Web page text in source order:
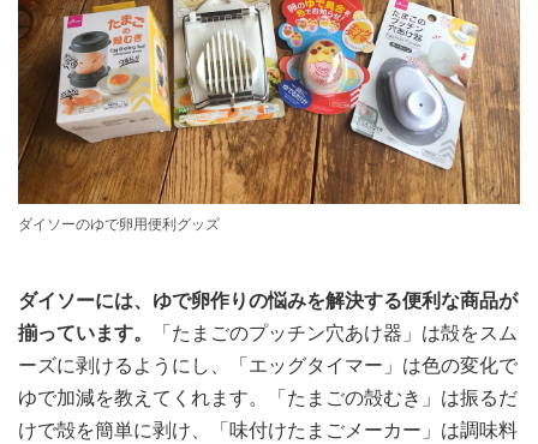
ダイソーのゆで卵用便利グッズ
ダイソーには、ゆで卵作りの悩みを解決する便利な商品が
揃っています。
「たまごのプッチン穴あけ器」は殻をスム
ーズに剥けるようにし、「エッグタイマー」は色の変化で
ゆで加減を教えてくれます。「たまごの殻むき」は振るだ
けで殻を簡単に剥け、「味付けたまごメーカー」は調味料